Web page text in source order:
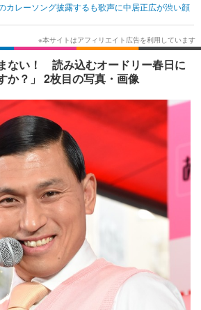
その他
映画・ドラマ
韓国・芸能
スポーツ
その他
グルメ
ショッピング
法
カレーソング披露するも歌声に中居正広が渋い顔
ない！ 読み込むオードリー春日に
か？」 2枚目の写真・画像